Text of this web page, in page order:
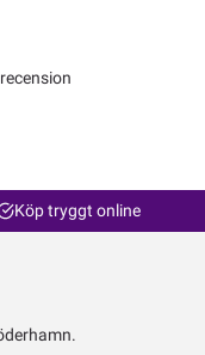
Köp tryggt online